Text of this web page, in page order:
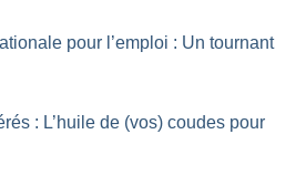
pour l’emploi : Un tournant
: L’huile de (vos) coudes pour